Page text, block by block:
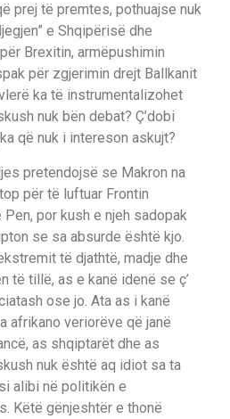
prej të premtes, pothuajse nuk
e Shqipërisë dhe
Brexitin, armëpushimin
për zgjerimin drejt Ballkanit
ka të instrumentalizohet
nuk bën debat? Ç’dobi
që nuk i intereson askujt?
pretendojsë se Makron na
për të luftuar Frontin
por kush e njeh sadopak
se sa absurde është kjo.
të djathtë, madje dhe
të tillë, as e kanë idenë se ç’
ose jo. Ata as i kanë
afrikano veriorëve që janë
as shqiptarët dhe as
nuk është aq idiot sa ta
alibi në politikën e
Këtë gënjeshtër e thonë